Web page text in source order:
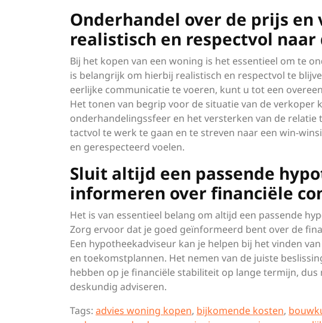
Onderhandel over de prijs
realistisch en respectvol
Bij het kopen van een woning is het essentieel om te
is belangrijk om hierbij realistisch en respectvol te
eerlijke communicatie te voeren, kunt u tot een
Het tonen van begrip voor de situatie van de verkoper
onderhandelingssfeer en het versterken van de
tactvol te werk te gaan en te streven naar een win-
en gerespecteerd voelen.
Sluit altijd een passende
informeren over financiële
Het is van essentieel belang om altijd een passende
Zorg ervoor dat je goed geïnformeerd bent over de
Een hypotheekadviseur kan je helpen bij het vinden
en toekomstplannen. Het nemen van de juiste
hebben op je financiële stabiliteit op lange termijn,
deskundig adviseren.
Tags: advies woning kopen, bijkomende kosten,